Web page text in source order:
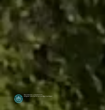
Басейнове управління
водних ресурсів річок Прут та Сірет